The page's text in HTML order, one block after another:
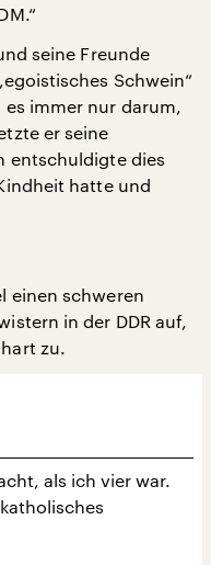
seine Freunde
Schwein“
immer nur darum,
er seine
entschuldigte dies
hatte und
einen schweren
in der DDR auf,
zu.
als ich vier war.